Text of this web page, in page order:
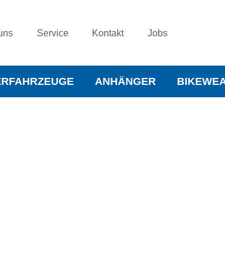
Service Kontakt Jobs
ANHÄNGER